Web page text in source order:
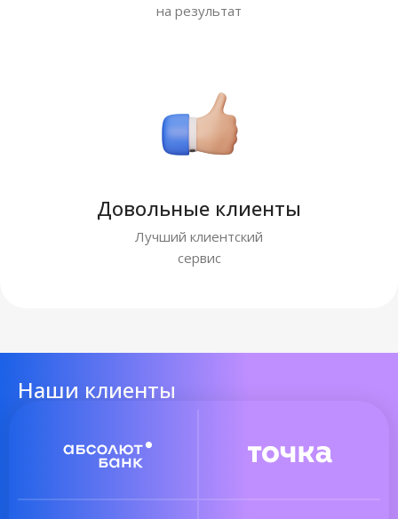
на результат
Довольные клиенты
Лучший клиентский
сервис
Наши клиенты